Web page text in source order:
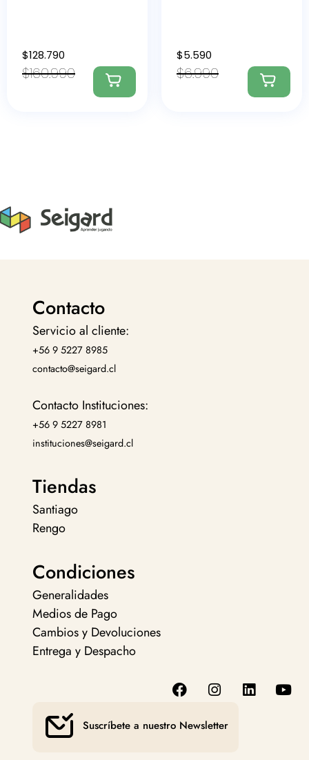
$160.990
$128.790
$6.990
$5.590
Contacto
Servicio al cliente:
+56 9 5227 8985
contacto@seigard.cl
Contacto Instituciones:
+56 9 5227 8981
instituciones@seigard.cl
Tiendas
Santiago
Rengo
Condiciones
Generalidades
Medios de Pago
Cambios y Devoluciones
Entrega y Despacho
Suscríbete a nuestro Newsletter